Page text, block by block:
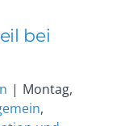
bei
| Montag,
,